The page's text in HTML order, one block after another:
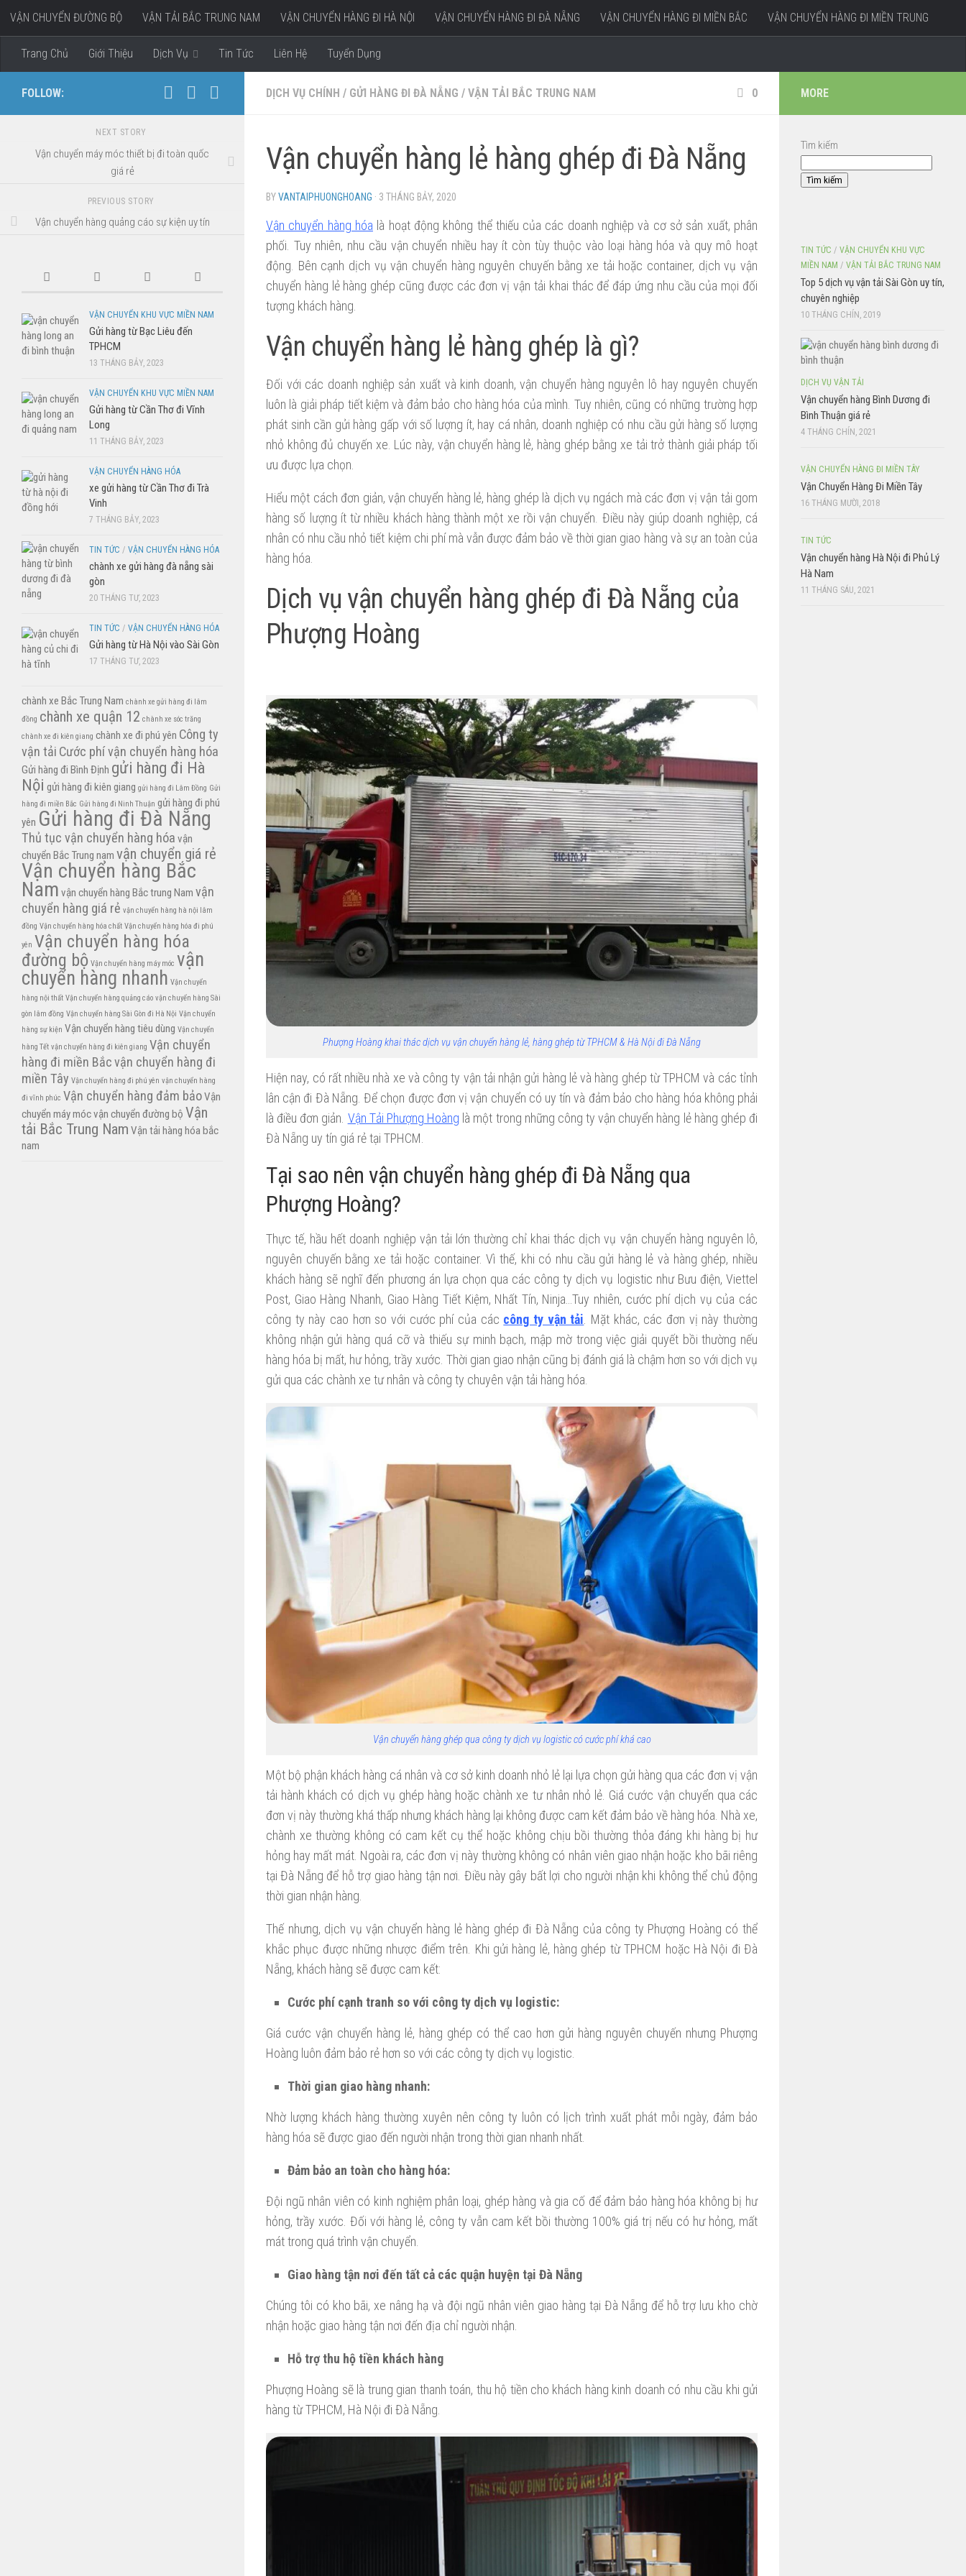
Skip to content
VẬN CHUYỂN ĐƯỜNG BỘ VẬN TẢI BẮC TRUNG NAM VẬN CHUYỂN HÀNG ĐI HÀ NỘI VẬN CHUYỂN HÀNG ĐI ĐÀ NẴNG VẬN CHUYỂN HÀNG ĐI MIỀN BẮC VẬN CHUYỂN HÀNG ĐI MIỀN TRUNG
VẬN CHUYỂN HÀNG ĐI MIỀN TÂY
Trang Chủ Giới Thiệu Dịch Vụ Tin Tức Liên Hệ Tuyển Dụng
DỊCH VỤ CHÍNH / GỬI HÀNG ĐI ĐÀ NẴNG / VẬN TẢI BẮC TRUNG NAM 0
Vận chuyển hàng lẻ hàng ghép đi Đà Nẵng
BYVANTAIPHUONGHOANG · 3 THÁNG BẢY, 2020
Vận chuyển hàng hóa là hoạt động không thể thiếu của các doanh nghiệp và cơ sở sản xuất, phân
phối. Tuy nhiên, nhu cầu vận chuyển nhiều hay ít còn tùy thuộc vào loại hàng hóa và quy mô hoạt
động. Bên cạnh dịch vụ vận chuyển hàng nguyên chuyến bằng xe tải hoặc container, dịch vụ vận
chuyển hàng lẻ hàng ghép cũng được các đơn vị vận tải khai thác để đáp ứng nhu cầu của mọi đối
tượng khách hàng.
Vận chuyển hàng lẻ hàng ghép là gì?
Đối với các doanh nghiệp sản xuất và kinh doanh, vận chuyển hàng nguyên lô hay nguyên chuyến
luôn là giải pháp tiết kiệm và đảm bảo cho hàng hóa của mình. Tuy nhiên, cũng có những trường hợp
phát sinh cần gửi hàng gấp với số lượng ít, hay cá nhân, doanh nghiệp có nhu cầu gửi hàng số lượng
nhỏ không đủ chuyến xe. Lúc này, vận chuyển hàng lẻ, hàng ghép bằng xe tải trở thành giải pháp tối
ưu được lựa chọn.
Hiểu một cách đơn giản, vận chuyển hàng lẻ, hàng ghép là dịch vụ ngách mà các đơn vị vận tải gom
hàng số lượng ít từ nhiều khách hàng thành một xe rồi vận chuyển. Điều này giúp doanh nghiệp, cá
nhân có nhu cầu nhỏ tiết kiệm chi phí mà vẫn được đảm bảo về thời gian giao hàng và sự an toàn của
hàng hóa.
Dịch vụ vận chuyển hàng ghép đi Đà Nẵng của
Phượng Hoàng
Phượng Hoàng khai thác dịch vụ vận chuyển hàng lẻ, hàng ghép từ TPHCM & Hà Nội đi Đà Nẵng
Hiện nay, có rất nhiều nhà xe và công ty vận tải nhận gửi hàng lẻ và hàng ghép từ TPHCM và các tỉnh
lân cận đi Đà Nẵng. Để chọn được đơn vị vận chuyển có uy tín và đảm bảo cho hàng hóa không phải
là điều đơn giản. Vận Tải Phượng Hoàng là một trong những công ty vận chuyển hàng lẻ hàng ghép đi
Đà Nẵng uy tín giá rẻ tại TPHCM.
Tại sao nên vận chuyển hàng ghép đi Đà Nẵng qua
Phượng Hoàng?
Thực tế, hầu hết doanh nghiệp vận tải lớn thường chỉ khai thác dịch vụ vận chuyển hàng nguyên lô,
nguyên chuyến bằng xe tải hoặc container. Vì thế, khi có nhu cầu gửi hàng lẻ và hàng ghép, nhiều
khách hàng sẽ nghĩ đến phương án lựa chọn qua các công ty dịch vụ logistic như Bưu điện, Viettel
Post, Giao Hàng Nhanh, Giao Hàng Tiết Kiệm, Nhất Tín, Ninja…Tuy nhiên, cước phí dịch vụ của các
công ty này cao hơn so với cước phí của các công ty vận tải . Mặt khác, các đơn vị này thường
không nhận gửi hàng quá cỡ và thiếu sự minh bạch, mập mờ trong việc giải quyết bồi thường nếu
hàng hóa bị mất, hư hỏng, trầy xước. Thời gian giao nhận cũng bị đánh giá là chậm hơn so với dịch vụ
gửi qua các chành xe tư nhân và công ty chuyên vận tải hàng hóa.
Vận chuyển hàng ghép qua công ty dịch vụ logistic có cước phí khá cao
Một bộ phận khách hàng cá nhân và cơ sở kinh doanh nhỏ lẻ lại lựa chọn gửi hàng qua các đơn vị vận
tải hành khách có dịch vụ ghép hàng hoặc chành xe tư nhân nhỏ lẻ. Giá cước vận chuyển qua các
đơn vị này thường khá thấp nhưng khách hàng lại không được cam kết đảm bảo về hàng hóa. Nhà xe,
chành xe thường không có cam kết cụ thể hoặc không chịu bồi thường thỏa đáng khi hàng bị hư
hỏng hay mất mát. Ngoài ra, các đơn vị này thường không có nhân viên giao nhận hoặc kho bãi riêng
tại Đà Nẵng để hỗ trợ giao hàng tận nơi. Điều này gây bất lợi cho người nhận khi không thể chủ động
thời gian nhận hàng.
Thế nhưng, dịch vụ vận chuyển hàng lẻ hàng ghép đi Đà Nẵng của công ty Phượng Hoàng có thể
khắc phục được những nhược điểm trên. Khi gửi hàng lẻ, hàng ghép từ TPHCM hoặc Hà Nội đi Đà
Nẵng, khách hàng sẽ được cam kết:
Cước phí cạnh tranh so với công ty dịch vụ logistic:
Giá cước vận chuyển hàng lẻ, hàng ghép có thể cao hơn gửi hàng nguyên chuyến nhưng Phượng
Hoàng luôn đảm bảo rẻ hơn so với các công ty dịch vụ logistic.
Thời gian giao hàng nhanh:
Nhờ lượng khách hàng thường xuyên nên công ty luôn có lịch trình xuất phát mỗi ngày, đảm bảo
hàng hóa sẽ được giao đến người nhận trong thời gian nhanh nhất.
Đảm bảo an toàn cho hàng hóa:
Đội ngũ nhân viên có kinh nghiệm phân loại, ghép hàng và gia cố để đảm bảo hàng hóa không bị hư
hỏng, trầy xước. Đối với hàng lẻ, công ty vẫn cam kết bồi thường 100% giá trị nếu có hư hỏng, mất
mát trong quá trình vận chuyển.
Giao hàng tận nơi đến tất cả các quận huyện tại Đà Nẵng
Chúng tôi có kho bãi, xe nâng hạ và đội ngũ nhân viên giao hàng tại Đà Nẵng để hỗ trợ lưu kho chờ
nhận hoặc giao hàng tận nơi đến địa chỉ người nhận.
Hỗ trợ thu hộ tiền khách hàng
Phượng Hoàng sẽ là trung gian thanh toán, thu hộ tiền cho khách hàng kinh doanh có nhu cầu khi gửi
hàng từ TPHCM, Hà Nội đi Đà Nẵng.
FOLLOW:
NEXT STORY
Vận chuyển máy móc thiết bị đi toàn quốc
giá rẻ
PREVIOUS STORY
Vận chuyển hàng quảng cáo sự kiện uy tín
VẬN CHUYỂN KHU VỰC MIỀN NAM
Gửi hàng từ Bạc Liêu đến
TPHCM
13 THÁNG BẢY, 2023
VẬN CHUYỂN KHU VỰC MIỀN NAM
Gửi hàng từ Cần Thơ đi Vĩnh
Long
11 THÁNG BẢY, 2023
VẬN CHUYỂN HÀNG HÓA
xe gửi hàng từ Cần Thơ đi Trà
Vinh
7 THÁNG BẢY, 2023
TIN TỨC / VẬN CHUYỂN HÀNG HÓA
chành xe gửi hàng đà nẵng sài
gòn
20 THÁNG TƯ, 2023
TIN TỨC / VẬN CHUYỂN HÀNG HÓA
Gửi hàng từ Hà Nội vào Sài Gòn
17 THÁNG TƯ, 2023
chành xe Bắc Trung Nam chành xe gửi hàng đi lâm
đồng chành xe quận 12 chành xe sóc trăng
chành xe đi kiên giang chành xe đi phú yên Công ty
vận tải Cước phí vận chuyển hàng hóa
Gửi hàng đi Bình Định gửi hàng đi Hà
Nội gửi hàng đi kiên giang gửi hàng đi Lâm Đồng Gửi
hàng đi miền Bắc Gửi hàng đi Ninh Thuận gửi hàng đi phú
yên Gửi hàng đi Đà Nẵng
Thủ tục vận chuyển hàng hóa vận
chuyển Bắc Trung nam vận chuyển giá rẻ
Vận chuyển hàng Bắc
Nam vận chuyển hàng Bắc trung Nam vận
chuyển hàng giá rẻ vận chuyển hàng hà nội lâm
đồng Vận chuyển hàng hóa chất Vận chuyển hàng hóa đi phú
yên Vận chuyển hàng hóa
đường bộ Vận chuyển hàng máy móc vận
chuyển hàng nhanh Vận chuyển
hàng nội thất Vận chuyển hàng quảng cáo vận chuyển hàng Sài
gòn lâm đồng Vận chuyển hàng Sài Gòn đi Hà Nội Vận chuyển
hàng sự kiện Vận chuyển hàng tiêu dùng Vận chuyển
hàng Tết vận chuyển hàng đi kiên giang Vận chuyển
hàng đi miền Bắcvận chuyển hàng đi
miền Tây Vận chuyển hàng đi phú yên vận chuyển hàng
đi vĩnh phúc Vận chuyển hàng đảm bảoVận
chuyển máy mócvận chuyển đường bộ Vận
tải Bắc Trung Nam Vận tải hàng hóa bắc
nam
MORE
Tìm kiếm
Tìm kiếm
TIN TỨC / VẬN CHUYỂN KHU VỰC
MIỀN NAM / VẬN TẢI BẮC TRUNG NAM
Top 5 dịch vụ vận tải Sài Gòn uy tín,
chuyên nghiệp
10 THÁNG CHÍN, 2019
DỊCH VỤ VẬN TẢI
Vận chuyển hàng Bình Dương đi
Bình Thuận giá rẻ
4 THÁNG CHÍN, 2021
VẬN CHUYỂN HÀNG ĐI MIỀN TÂY
Vận Chuyển Hàng Đi Miền Tây
16 THÁNG MƯỜI, 2018
TIN TỨC
Vận chuyển hàng Hà Nội đi Phủ Lý
Hà Nam
11 THÁNG SÁU, 2021